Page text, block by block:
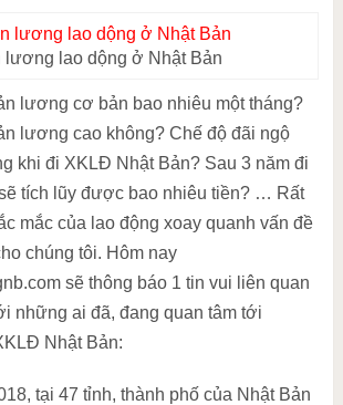
lương lao dộng ở Nhật Bản
lương cơ bản bao nhiêu một tháng?
lương cao không? Chế độ đãi ngộ
khi đi XKLĐ Nhật Bản? Sau 3 năm đi
tích lũy được bao nhiêu tiền? … Rất
mắc của lao động xoay quanh vấn đề
chúng tôi. Hôm nay
sẽ thông báo 1 tin vui liên quan
những ai đã, đang quan tâm tới
Nhật Bản:
tại 47 tỉnh, thành phố của Nhật Bản